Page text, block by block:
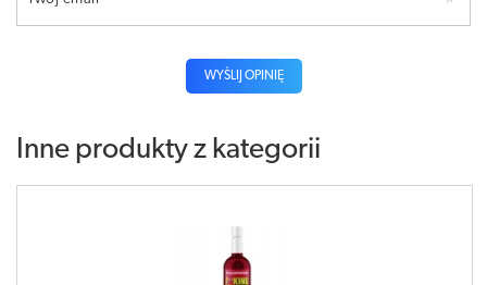
WYŚLIJ OPINIĘ
Inne produkty z kategorii